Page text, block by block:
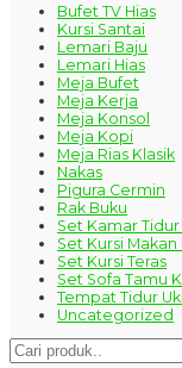
Bufet TV Hias
Kursi Santai
Lemari Baju
Lemari Hias
Meja Bufet
Meja Kerja
Meja Konsol
Meja Kopi
Meja Rias Klasik
Nakas
Pigura Cermin
Rak Buku
Set Kamar Tidur
Set Kursi Makan
Set Kursi Teras
Set Sofa Tamu
Tempat Tidur
Uncategorized